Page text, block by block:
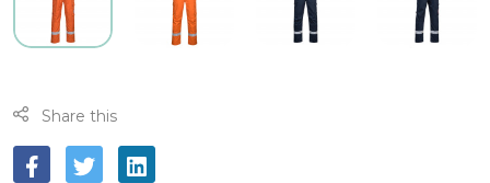
Share this